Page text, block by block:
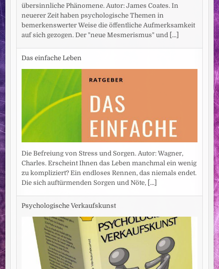
übersinnliche Phänomene. Autor: James Coates. In
neuerer Zeit haben psychologische Themen in
bemerkenswerter Weise die öffentliche Aufmerksamkeit
auf sich gezogen. Der "neue Mesmerismus" und
[...]
Das einfache Leben
Die Befreiung von Stress und Sorgen. Autor: Wagner,
Charles. Erscheint Ihnen das Leben manchmal ein wenig
zu kompliziert? Ein endloses Rennen, das niemals endet.
Die sich auftürmenden Sorgen und Nöte,
[...]
Psychologische Verkaufskunst